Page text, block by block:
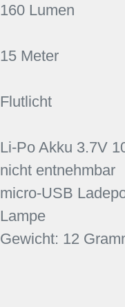
160 Lumen
15 Meter
Flutlicht
Li-Po Akku 3.7V
nicht entnehmbar
micro-USB
Lampe
Gewicht: 12